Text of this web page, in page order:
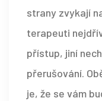
strany zvykají
terapeuti
přístup, jiní
přerušování.
je, že se vám